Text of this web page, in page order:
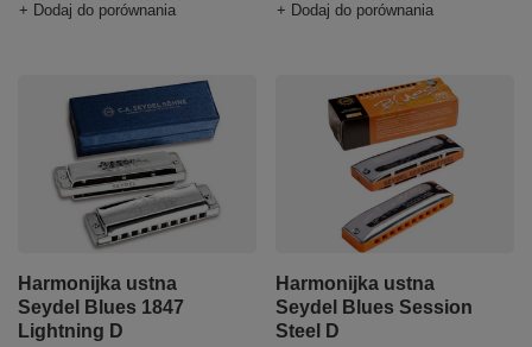
+ Dodaj do porównania + Dodaj do porównania
Harmonijka ustna
Seydel Blues 1847
Lightning D
Harmonijka ustna
Seydel Blues Session
Steel D